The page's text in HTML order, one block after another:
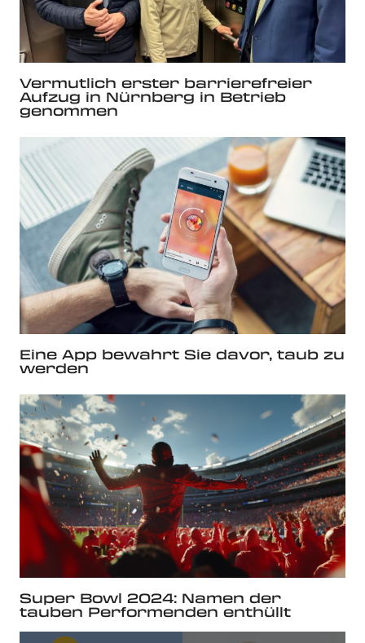
Vermutlich erster barrierefreier
Aufzug in Nürnberg in Betrieb
genommen
Eine App bewahrt Sie davor, taub zu
werden
Super Bowl 2024: Namen der
tauben Performenden enthüllt